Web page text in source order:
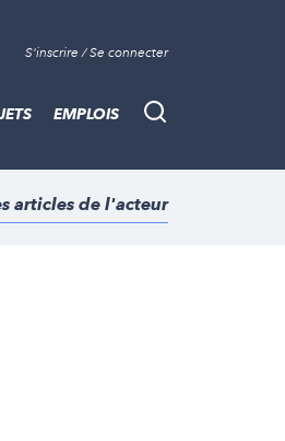
S'inscrire / Se connecter
Recherche
EMPLOIS
articles de l'acteur